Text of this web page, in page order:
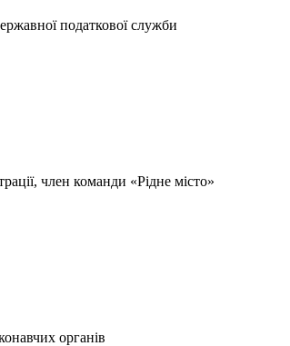
податкової служби
член команди «Рідне місто»
органів